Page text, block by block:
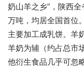
奶山羊之乡”，陕西
万吨，均居全国首位
主要加工成乳饼。羊
羊奶为辅（约占总市
他衍生食品几乎可忽